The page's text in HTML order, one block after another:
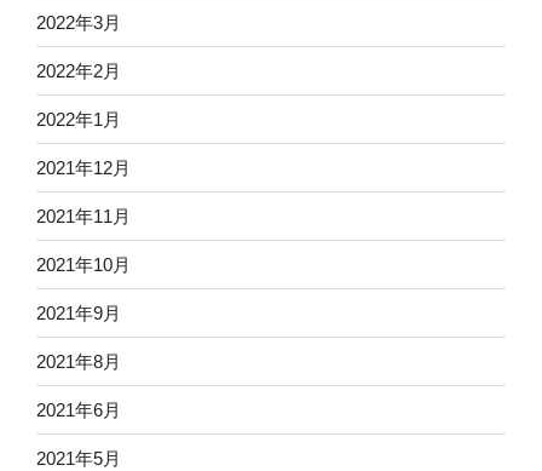
2022年3月
2022年2月
2022年1月
2021年12月
2021年11月
2021年10月
2021年9月
2021年8月
2021年6月
2021年5月